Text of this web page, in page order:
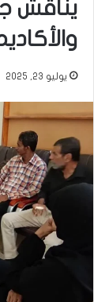
يناقش
يوليو 23, 2025